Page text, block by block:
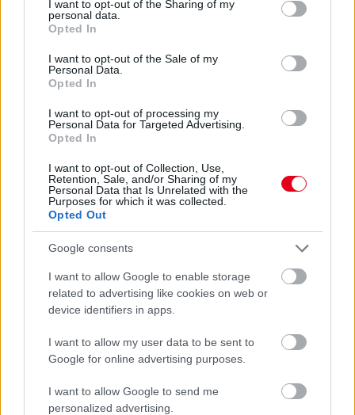
not limited to your visit or usage behaviour. You may click to
grant or deny consent to Google and its third-party tags to
use your data for below specified purposes in below Google
consent section.
I want to opt-out of the Sharing of my
personal data.
Opted In
I want to opt-out of the Sale of my
Personal Data.
Opted In
I want to opt-out of processing my
Personal Data for Targeted Advertising.
Opted In
I want to opt-out of Collection, Use,
Retention, Sale, and/or Sharing of my
Personal Data that Is Unrelated with the
Purposes for which it was collected.
Opted Out
Google consents
I want to allow Google to enable storage
related to advertising like cookies on web or
device identifiers in apps.
I want to allow my user data to be sent to
Google for online advertising purposes.
I want to allow Google to send me
personalized advertising.
körrekordon
Bullhoz?